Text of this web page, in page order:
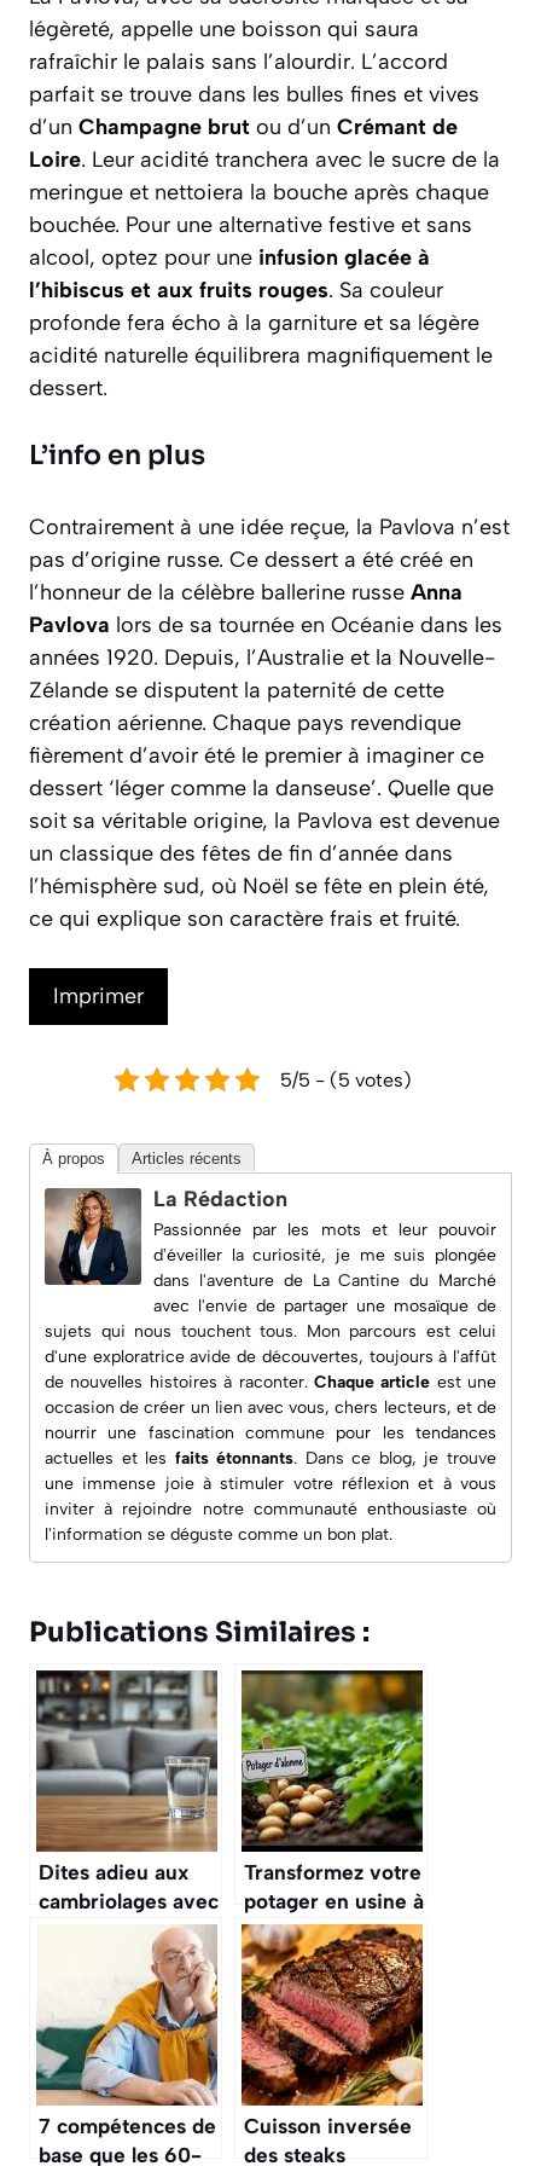
légèreté, appelle une boisson qui saura
rafraîchir le palais sans l’alourdir. L’accord
parfait se trouve dans les bulles fines et vives
d’un Champagne brut ou d’un Crémant de
Loire. Leur acidité tranchera avec le sucre de la
meringue et nettoiera la bouche après chaque
bouchée. Pour une alternative festive et sans
alcool, optez pour une infusion glacée à
l’hibiscus et aux fruits rouges. Sa couleur
profonde fera écho à la garniture et sa légère
acidité naturelle équilibrera magnifiquement le
dessert.
L’info en plus
Contrairement à une idée reçue, la Pavlova n’est
pas d’origine russe. Ce dessert a été créé en
l’honneur de la célèbre ballerine russe Anna
Pavlova lors de sa tournée en Océanie dans les
années 1920. Depuis, l’Australie et la Nouvelle-
Zélande se disputent la paternité de cette
création aérienne. Chaque pays revendique
fièrement d’avoir été le premier à imaginer ce
dessert ‘léger comme la danseuse’. Quelle que
soit sa véritable origine, la Pavlova est devenue
un classique des fêtes de fin d’année dans
l’hémisphère sud, où Noël se fête en plein été,
ce qui explique son caractère frais et fruité.
Imprimer
5/5 - (5 votes)
À propos Articles récents
La Rédaction
Passionnée par les mots et leur pouvoir
d'éveiller la curiosité, je me suis plongée
dans l'aventure de La Cantine du Marché
avec l'envie de partager une mosaïque de
sujets qui nous touchent tous. Mon parcours est celui
d'une exploratrice avide de découvertes, toujours à l'affût
de nouvelles histoires à raconter. Chaque article est une
occasion de créer un lien avec vous, chers lecteurs, et de
nourrir une fascination commune pour les tendances
actuelles et les faits étonnants. Dans ce blog, je trouve
une immense joie àstimuler votre réflexion et à vous
inviter à rejoindre notre communauté enthousiaste où
l'information se déguste comme un bon plat.
Publications Similaires :
Dites adieu aux
cambriolages avec
l’astuce du verre
d’eau : elle est
toute bête mais
efficace à 100%
Transformez votre
potager en usine à
pommes de terre
cet automne grâce
à cette astuce
toute bête
7 compétences de
base que les 60-
Cuisson inversée
des steaks